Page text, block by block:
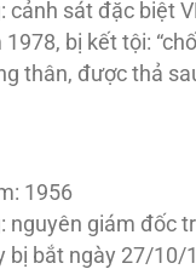
cảnh sát đặc biệt
bị kết tội:
thân, được thả
1956
nguyên giám đốc
bị bắt ngày 27/10/